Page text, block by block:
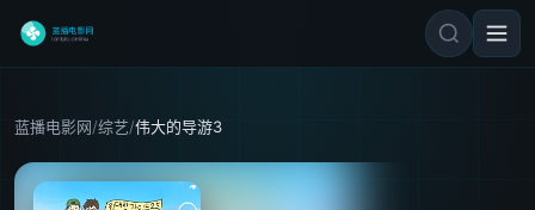
蓝播电影网/综艺/伟大的导游3